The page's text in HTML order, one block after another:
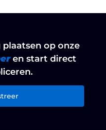
op onze
en start direct